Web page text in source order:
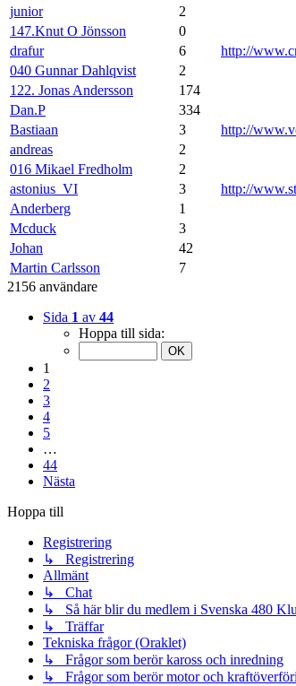
junior
2
147.Knut O Jönsson
0
drafur
6 http://
040 Gunnar Dahlqvist
2
122. Jonas Andersson
174
Dan.P
334
Bastiaan
3 http://
andreas
2
016 Mikael Fredholm
2
astonius_VI
3 http://
Anderberg
1
Mcduck
3
Johan
42
Martin Carlsson
7
2156 användare
Sida 1 av 44
Hoppa till sida:
1
2
3
4
5
…
44
Nästa
Hoppa till
Registrering
↳ Registrering
Allmänt
↳ Chat
↳ Så här blir du medlem i Svenska 480
↳ Träffar
Tekniska frågor (Oraklet)
↳ Frågor som berör kaross och inredning
↳ Frågor som berör motor och